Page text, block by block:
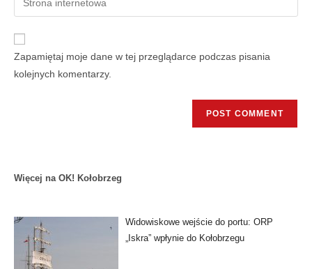
Zapamiętaj moje dane w tej przeglądarce podczas pisania
kolejnych komentarzy.
Więcej na OK! Kołobrzeg
Widowiskowe wejście do portu: ORP
„Iskra” wpłynie do Kołobrzegu